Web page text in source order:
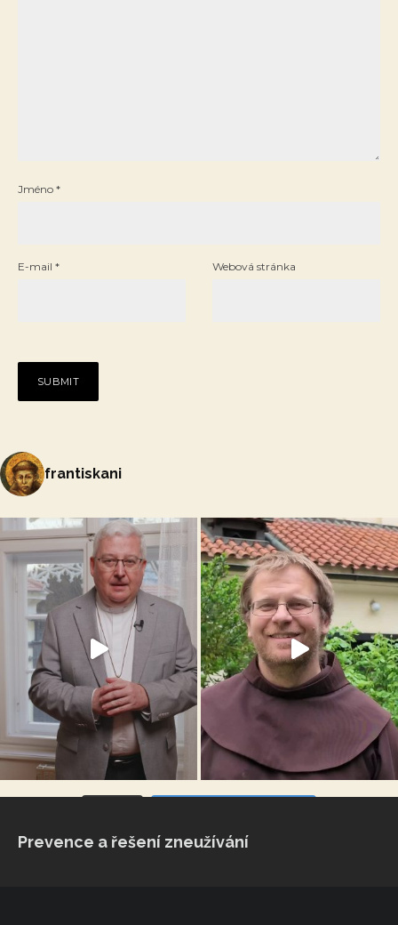
Jméno *
E-mail * Webová stránka
frantiskani
Prevence a řešení zneužívání